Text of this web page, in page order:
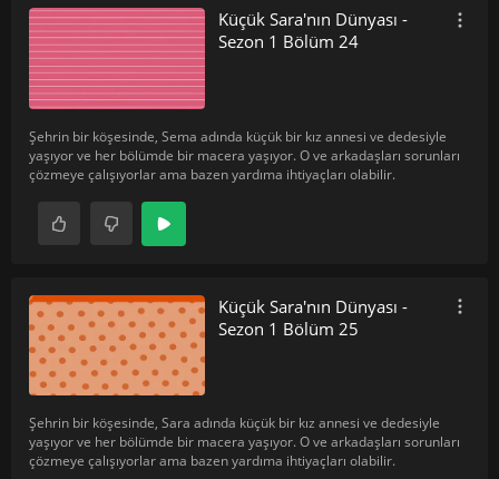
Küçük Sara'nın Dünyası -
Sezon 1 Bölüm 24
Şehrin bir köşesinde, Sema adında küçük bir kız annesi ve dedesiyle
yaşıyor ve her bölümde bir macera yaşıyor. O ve arkadaşları sorunları
çözmeye çalışıyorlar ama bazen yardıma ihtiyaçları olabilir.
Küçük Sara'nın Dünyası -
Sezon 1 Bölüm 25
Şehrin bir köşesinde, Sara adında küçük bir kız annesi ve dedesiyle
yaşıyor ve her bölümde bir macera yaşıyor. O ve arkadaşları sorunları
çözmeye çalışıyorlar ama bazen yardıma ihtiyaçları olabilir.